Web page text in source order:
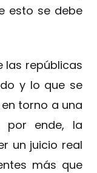
esto se debe
las repúblicas
y lo que se
torno a una
por ende, la
un juicio real
más que